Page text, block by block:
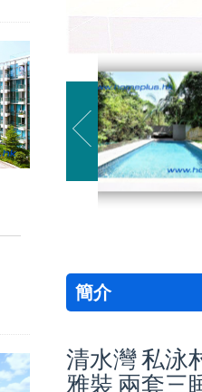
簡介
清水灣 私泳
雅裝 兩套三